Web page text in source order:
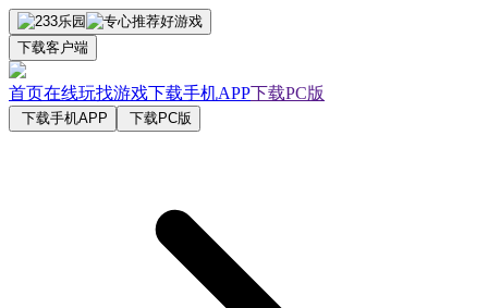
下载客户端
首页在线玩找游戏下载手机APP下载PC版
下载手机APP 下载PC版